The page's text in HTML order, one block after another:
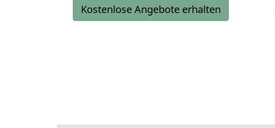
Kostenlose Angebote erhalten